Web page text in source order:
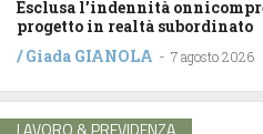
Esclusa l’indennità
progetto in realtà subordinato
/Giada GIANOLA - 7 agosto 2026
LAVORO & PREVIDENZA